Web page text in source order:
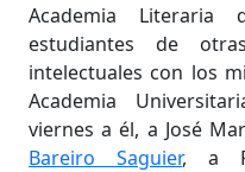
Academia
estudiantes de
intelectuales con los
Academia
viernes a él, a José
Bareiro Saguier, a